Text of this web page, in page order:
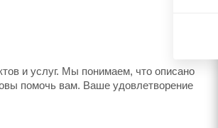
и услуг. Мы понимаем, что описано
помочь вам. Ваше удовлетворение